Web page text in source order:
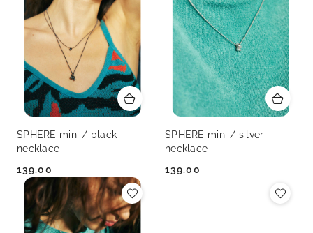
SPHERE mini / black
necklace
Cena:
139.00
SPHERE mini / silver
necklace
Cena:
139.00